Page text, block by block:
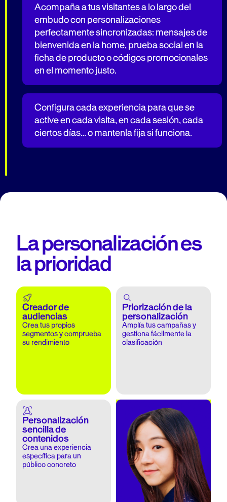
Acompaña a tus visitantes a lo largo del
embudo con personalizaciones
perfectamente sincronizadas: mensajes de
bienvenida en la home, prueba social en la
ficha de producto o códigos promocionales
en el momento justo.
Configura cada experiencia para que se
active en cada visita, en cada sesión, cada
ciertos días… o mantenla fija si funciona.
La personalización es
la prioridad
Creador de
audiencias
Crea tus propios
segmentos y comprueba
su rendimiento
Priorización de la
personalización
Amplía tus campañas y
gestiona fácilmente la
clasificación
Personalización
sencilla de
contenidos
Crea una experiencia
específica para un
público concreto